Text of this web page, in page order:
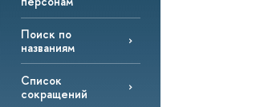
Поиск по
названиям
Список
сокращений